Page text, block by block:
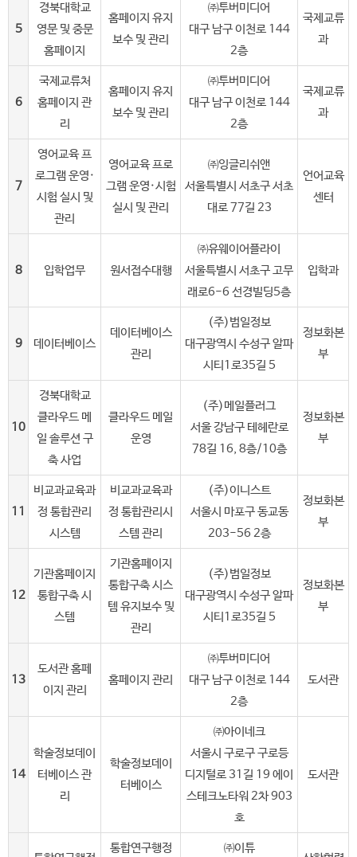
5
경북대학교
영문 및 중문
홈페이지
홈페이지 유지
보수 및 관리
㈜투버미디어
대구 남구 이천로 144
2층
국제교류
과
6
국제교류처
홈페이지 관
리
홈페이지 유지
보수 및 관리
㈜투버미디어
대구 남구 이천로 144
2층
국제교류
과
7
영어교육 프
로그램 운영·
시험 실시 및
관리
영어교육 프로
그램 운영·시험
실시 및 관리
㈜잉글리쉬앤
서울특별시 서초구 서초
대로 77길 23
언어교육
센터
8 입학업무 원서접수대행
㈜유웨이어플라이
서울특별시 서초구 고무
래로6-6 선경빌딩5층
입학과
9 데이터베이스
데이터베이스
관리
(주)범일정보
대구광역시 수성구 알파
시티1로35길 5
정보화본
부
10
경북대학교
클라우드 메
일 솔루션 구
축 사업
클라우드 메일
운영
(주)메일플러그
서울 강남구 테헤란로
78길 16, 8층/10층
정보화본
부
11
비교과교육과
정 통합관리
시스템
비교과교육과
정 통합관리시
스템 관리
(주)이니스트
서울시 마포구 동교동
203-56 2층
정보화본
부
12
기관홈페이지
통합구축 시
스템
기관홈페이지
통합구축 시스
템 유지보수 및
관리
(주)범일정보
대구광역시 수성구 알파
시티1로35길 5
정보화본
부
13
도서관 홈페
이지 관리
홈페이지 관리
㈜투버미디어
대구 남구 이천로 144
2층
도서관
14
학술정보데이
터베이스 관
리
학술정보데이
터베이스
㈜아이네크
서울시 구로구 구로등
디지털로 31길 19 에이
스테크노타워 2차 903
호
도서관
통합연구행정 ㈜이튜